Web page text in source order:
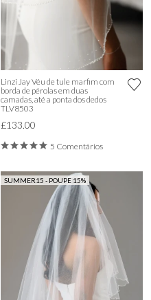
Linzi Jay Véu de tule marfim com
borda de pérolas em duas
camadas, até a ponta dos dedos
TLV8503
£133.00
5 Comentários
SUMMER15 - POUPE 15%